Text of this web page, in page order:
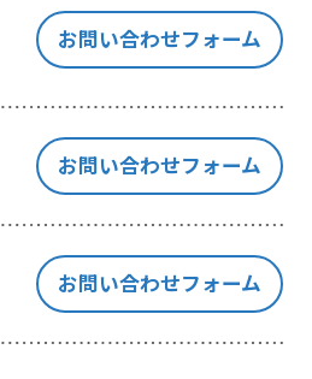
日本の個人情報保
る個人情報取扱事業
を整備しています。
拡張コンバ
をご確認ください。
本フォームから取
LLC が管理す
ト閲覧履歴等の情報
様の興味関心に沿っ
に関する広告の配信
お問い合わせフォーム
お問い合わせフォーム
お問い合わせフォーム